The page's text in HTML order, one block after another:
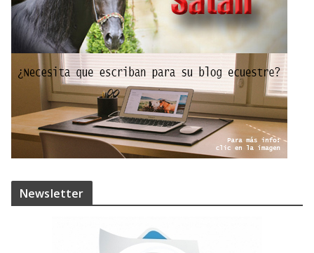
Newsletter